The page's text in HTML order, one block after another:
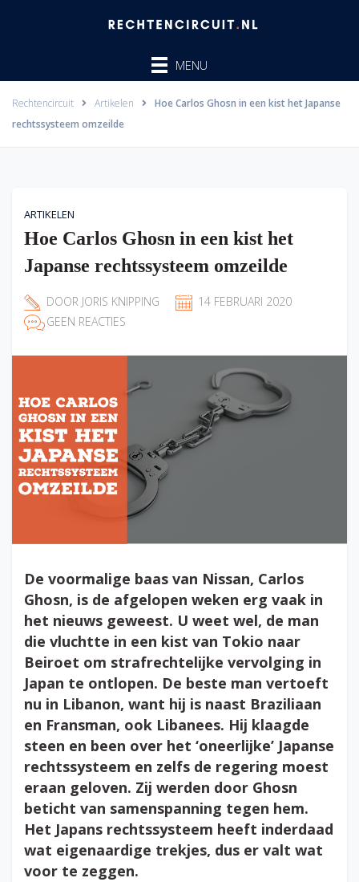
MENU
Rechtencircuit Artikelen
Hoe Carlos Ghosn in een kist het Japanse
rechtssysteem omzeilde
ARTIKELEN
Hoe Carlos Ghosn in een kist het
Japanse rechtssysteem omzeilde
DOOR JORIS KNIPPING
14 FEBRUARI 2020
GEEN REACTIES
De voormalige baas van Nissan, Carlos
Ghosn, is de afgelopen weken erg vaak in
het nieuws geweest. U weet wel, de man
die vluchtte in een kist van Tokio naar
Beiroet om strafrechtelijke vervolging in
Japan te ontlopen. De beste man vertoeft
nu in Libanon, want hij is naast Braziliaan
en Fransman, ook Libanees. Hij klaagde
steen en been over het ‘oneerlijke’ Japanse
rechtssysteem en zelfs de regering moest
eraan geloven. Zij werden door Ghosn
beticht van samenspanning tegen hem.
Het Japans rechtssysteem heeft inderdaad
wat eigenaardige trekjes, dus er valt wat
voor te zeggen.